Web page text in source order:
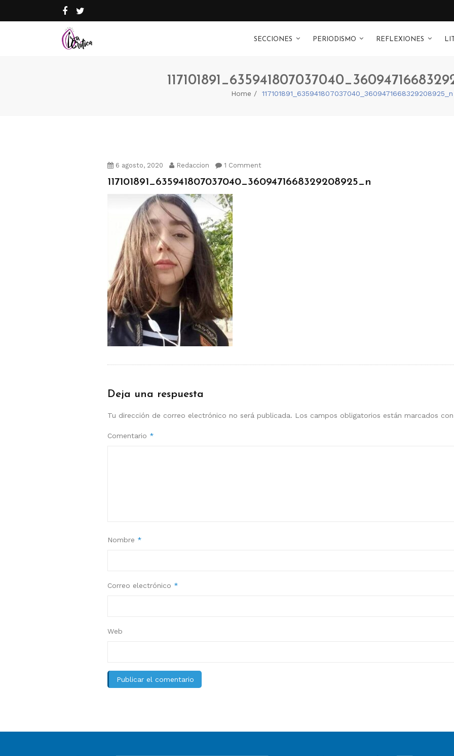
SECCIONES PERIODISMO REFLEXIONES
Home 117101891_635941807037040_3609471668329208925_n
6 agosto, 2020 Redaccion 1 Comment
117101891_635941807037040_3609471668329208925_n
Deja una respuesta
Tu dirección de correo electrónico no será publicada. Los campos obligatorios están marcados
Comentario *
Nombre *
Correo electrónico *
Web